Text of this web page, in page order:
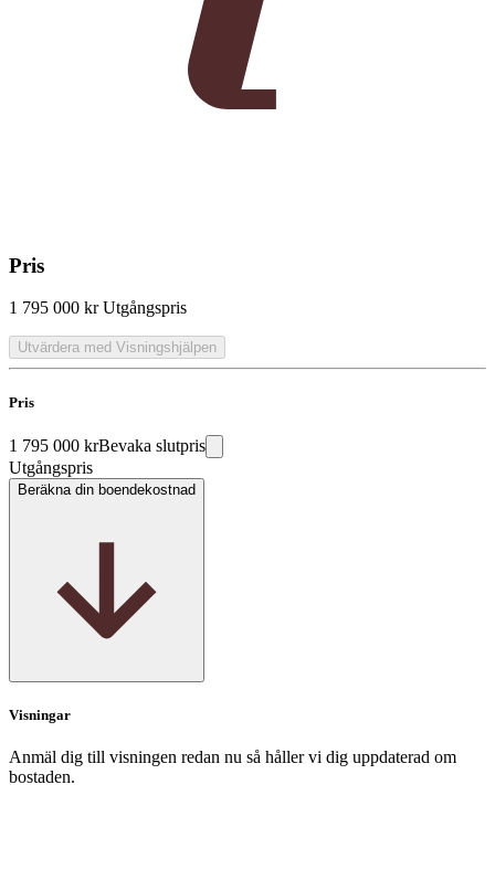
Pris
1 795 000 kr Utgångspris
Utvärdera med Visningshjälpen
Pris
1 795 000 krBevaka slutpris
Utgångspris
Beräkna din boendekostnad
Visningar
Anmäl dig till visningen redan nu så håller vi dig uppdaterad om
bostaden.